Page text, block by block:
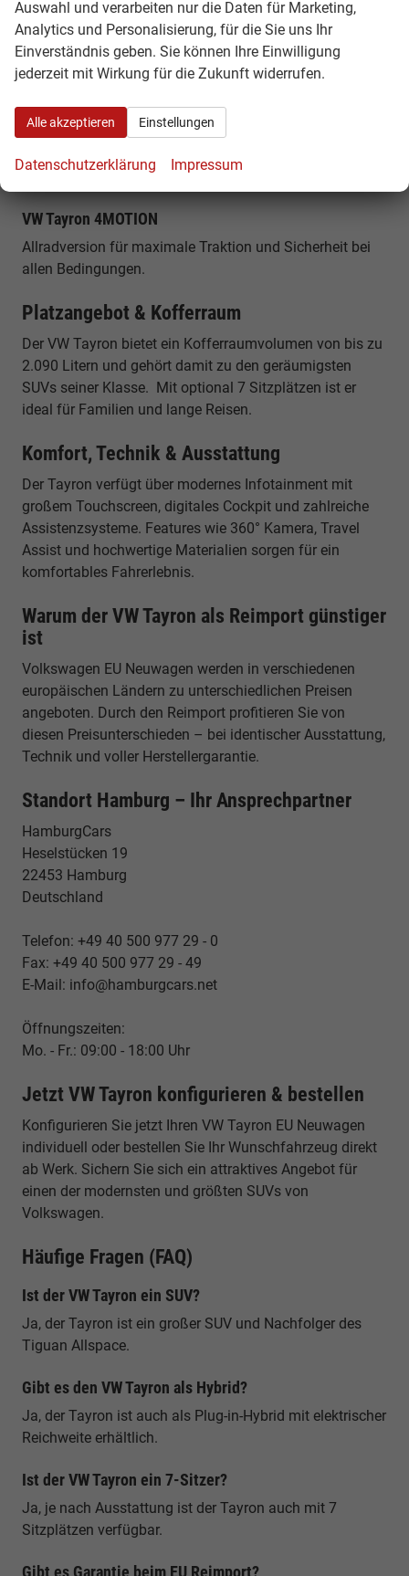
VW Tayron 2.0 TDI
Sparsamer Diesel mit hoher Reichweite – ideal für
Vielfahrer.
VW Tayron eHybrid
VW Tayron 4MOTION
Allradversion für maximale Traktion und Sicherheit bei
allen Bedingungen.
Platzangebot & Kofferraum
Der VW Tayron bietet ein Kofferraumvolumen von bis zu
2.090 Litern und gehört damit zu den geräumigsten
SUVs seiner Klasse. Mit optional 7 Sitzplätzen ist er
ideal für Familien und lange Reisen.
Komfort, Technik & Ausstattung
Der Tayron verfügt über modernes Infotainment mit
großem Touchscreen, digitales Cockpit und zahlreiche
Assistenzsysteme. Features wie 360° Kamera, Travel
Assist und hochwertige Materialien sorgen für ein
komfortables Fahrerlebnis.
Warum der VW Tayron als Reimport günstiger
ist
Volkswagen EU Neuwagen werden in verschiedenen
europäischen Ländern zu unterschiedlichen Preisen
angeboten. Durch den Reimport profitieren Sie von
diesen Preisunterschieden – bei identischer Ausstattung,
Technik und voller Herstellergarantie.
Standort Hamburg – Ihr Ansprechpartner
HamburgCars
Heselstücken 19
22453 Hamburg
Deutschland
Telefon: +49 40 500 977 29 - 0
Fax: +49 40 500 977 29 - 49
E-Mail: info@hamburgcars.net
Öffnungszeiten:
Mo. - Fr.: 09:00 - 18:00 Uhr
Jetzt VW Tayron konfigurieren & bestellen
Konfigurieren Sie jetzt Ihren VW Tayron EU Neuwagen
individuell oder bestellen Sie Ihr Wunschfahrzeug direkt
ab Werk. Sichern Sie sich ein attraktives Angebot für
einen der modernsten und größten SUVs von
Volkswagen.
Häufige Fragen (FAQ)
Ist der VW Tayron ein SUV?
Ja, der Tayron ist ein großer SUV und Nachfolger des
Tiguan Allspace.
Gibt es den VW Tayron als Hybrid?
Ja, der Tayron ist auch als Plug-in-Hybrid mit elektrischer
Reichweite erhältlich.
Ist der VW Tayron ein 7-Sitzer?
Ja, je nach Ausstattung ist der Tayron auch mit 7
Sitzplätzen verfügbar.
Gibt es Garantie beim EU Reimport?
Auswahl und verarbeiten nur die Daten für Marketing,
Analytics und Personalisierung, für die Sie uns Ihr
Einverständnis geben. Sie können Ihre Einwilligung
jederzeit mit Wirkung für die Zukunft widerrufen.
Alle akzeptieren Einstellungen
Datenschutzerklärung Impressum